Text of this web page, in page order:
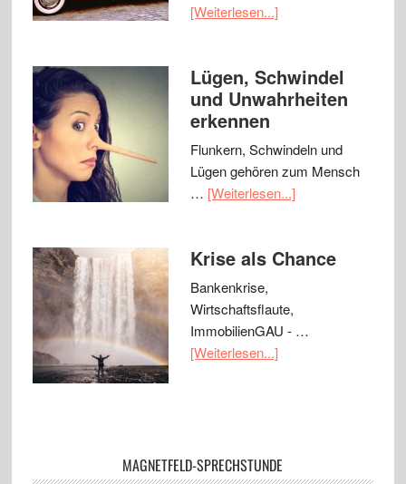
[Weiterlesen...]
Lügen, Schwindel
und Unwahrheiten
erkennen
Flunkern, Schwindeln und
Lügen gehören zum Mensch
… [Weiterlesen...]
Krise als Chance
Bankenkrise,
Wirtschaftsflaute,
ImmobilienGAU - …
[Weiterlesen...]
MAGNETFELD-SPRECHSTUNDE